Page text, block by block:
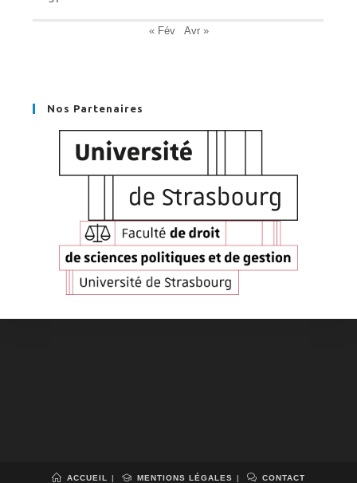
« Fév Avr »
Nos Partenaires
ACCUEIL MENTIONS LÉGALES CONTACT